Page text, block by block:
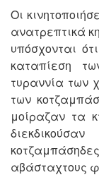
Οι
ανατρεπτικά
υπόσχονται
καταπίεση
τυραννία των
των
μοίραζαν τα
αβάσταχτους